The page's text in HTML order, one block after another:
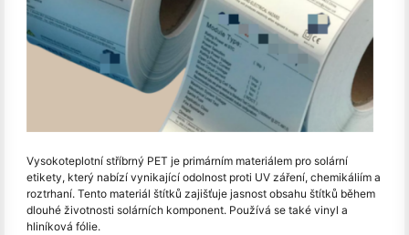
Vysokoteplotní stříbrný PET je primárním materiálem pro solární
etikety, který nabízí vynikající odolnost proti UV záření, chemikáliím a
roztrhaní. Tento materiál štítků zajišťuje jasnost obsahu štítků během
dlouhé životnosti solárních komponent. Používá se také vinyl a
hliníková fólie.